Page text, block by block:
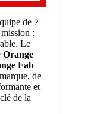
de 7
:
Le
Orange
Fab
de
et
de la